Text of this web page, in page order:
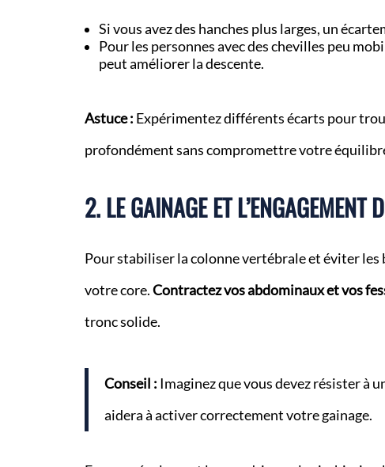
Si vous avez des hanches plus larges, un
Pour les personnes avec des chevilles peu
peut améliorer la descente.
Astuce : Expérimentez différents écarts pour
profondément sans compromettre votre
2. LE GAINAGE ET L’ENGAGEMENT
Pour stabiliser la colonne vertébrale et éviter les
votre core.Contractez vos abdominaux et vos
tronc solide.
Conseil : Imaginez que vous devez résister à
aidera à activer correctement votre gainage.